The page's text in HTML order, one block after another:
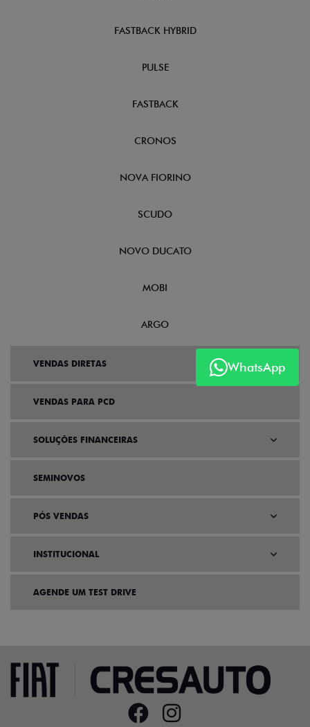
WhatsApp
FASTBACK HYBRID
PULSE
FASTBACK
CRONOS
NOVA FIORINO
SCUDO
NOVO DUCATO
MOBI
ARGO
VENDAS DIRETAS
VENDAS PARA PCD
SOLUÇÕES FINANCEIRAS
SEMINOVOS
PÓS VENDAS
INSTITUCIONAL
AGENDE UM TEST DRIVE